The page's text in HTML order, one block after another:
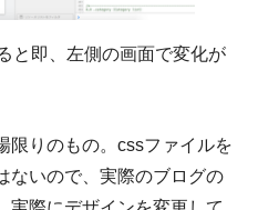
と即、左側の画面で変化が
限りのもの。cssファイルを
ないので、実際のブログの